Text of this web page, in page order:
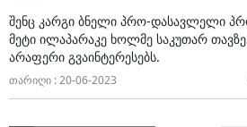
შენც კარგი ბნელი პრო-დასავლელი
მეტი ილაპარაკე ხოლმე საკუთარ თავზე.
არაფერი გვაინტერესებს.
თარიღი : 20-06-2023